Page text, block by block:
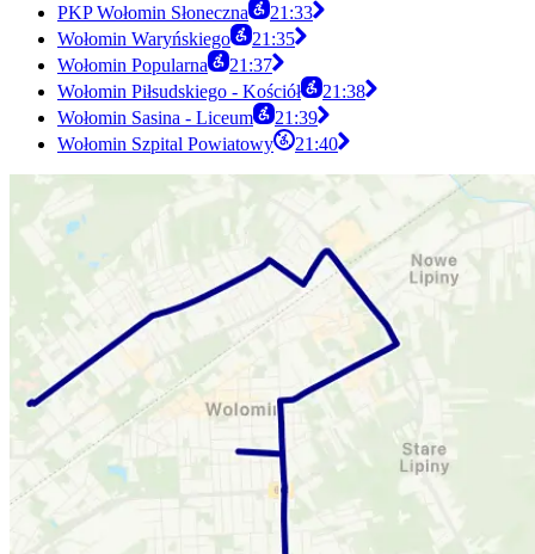
PKP Wołomin Słoneczna
21:33
Wołomin Waryńskiego
21:35
Wołomin Popularna
21:37
Wołomin Piłsudskiego - Kościół
21:38
Wołomin Sasina - Liceum
21:39
Wołomin Szpital Powiatowy
21:40